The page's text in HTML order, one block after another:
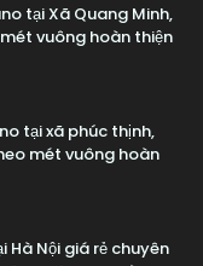
tại Xã Quang Minh,
vuông hoàn thiện
tại xã phúc thịnh,
mét vuông hoàn
Hà Nội giá rẻ chuyên